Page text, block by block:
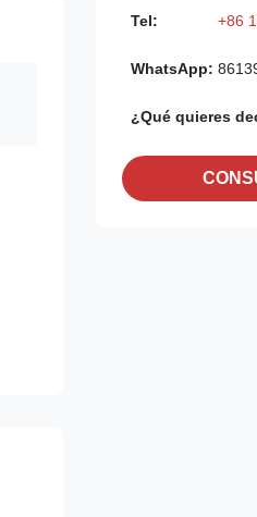
Tel: +86
WhatsApp:
¿Qué quieres